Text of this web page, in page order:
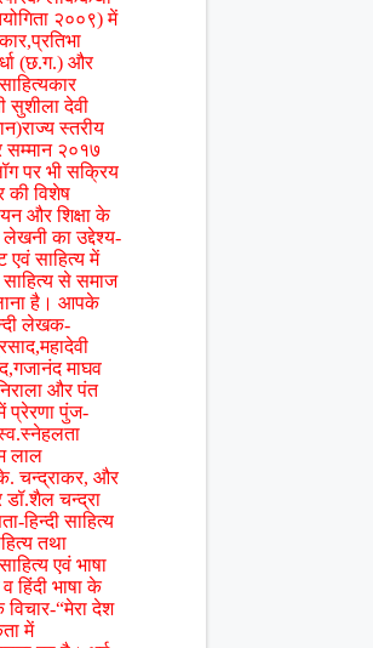
२००९) में
(छ.ग.) और
सुशीला देवी
स्तरीय
सम्मान २०१७
पर भी सक्रिय
की विशेष
और शिक्षा के
का उद्देश्य-
एवं साहित्य में
से समाज
है। आपके
लेखक-
माघव
और पंत
प्रेरणा पुंज-
स्व.स्नेहलता
लाल
चन्द्राकर, और
डॉ.शैल चन्द्रा
हिन्दी साहित्य
तथा
एवं भाषा
हिंदी भाषा के
“मेरा देश
में